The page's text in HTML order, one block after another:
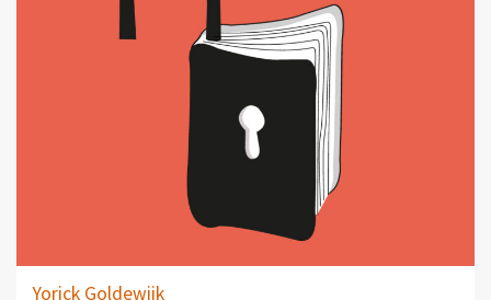
Yorick Goldewijk